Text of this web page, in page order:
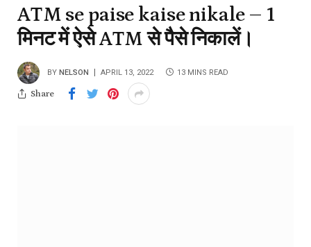
ATM se paise kaise nikale – 1
मिनट में ऐसे ATM से पैसे निकालें।
BY NELSON APRIL 13, 2022 13 MINS READ
Share